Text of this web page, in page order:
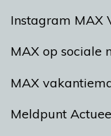
Instagram MAX
MAX op sociale
MAX
Meldpunt